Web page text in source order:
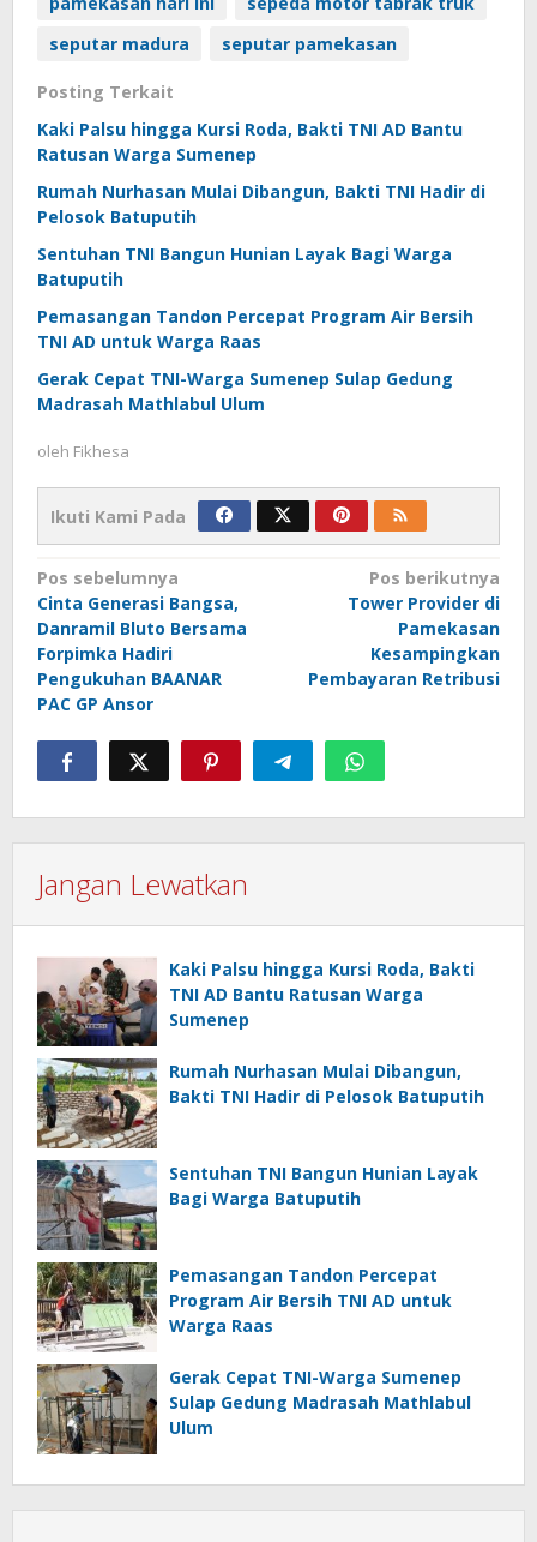
seputar madura
seputar pamekasan
Posting Terkait
Kaki Palsu hingga Kursi Roda, Bakti TNI AD Bantu
Ratusan Warga Sumenep
Rumah Nurhasan Mulai Dibangun, Bakti TNI Hadir di
Pelosok Batuputih
Sentuhan TNI Bangun Hunian Layak Bagi Warga
Batuputih
Pemasangan Tandon Percepat Program Air Bersih
TNI AD untuk Warga Raas
Gerak Cepat TNI-Warga Sumenep Sulap Gedung
Madrasah Mathlabul Ulum
oleh Fikhesa
Ikuti Kami Pada
Navigasi
pos
Pos sebelumnya
Cinta Generasi Bangsa,
Danramil Bluto Bersama
Forpimka Hadiri
Pengukuhan BAANAR
PAC GP Ansor
Pos berikutnya
Tower Provider di
Pamekasan
Kesampingkan
Pembayaran Retribusi
Jangan Lewatkan
Kaki Palsu hingga Kursi Roda, Bakti
TNI AD Bantu Ratusan Warga
Sumenep
Rumah Nurhasan Mulai Dibangun,
Bakti TNI Hadir di Pelosok Batuputih
Sentuhan TNI Bangun Hunian Layak
Bagi Warga Batuputih
Pemasangan Tandon Percepat
Program Air Bersih TNI AD untuk
Warga Raas
Gerak Cepat TNI-Warga Sumenep
Sulap Gedung Madrasah Mathlabul
Ulum